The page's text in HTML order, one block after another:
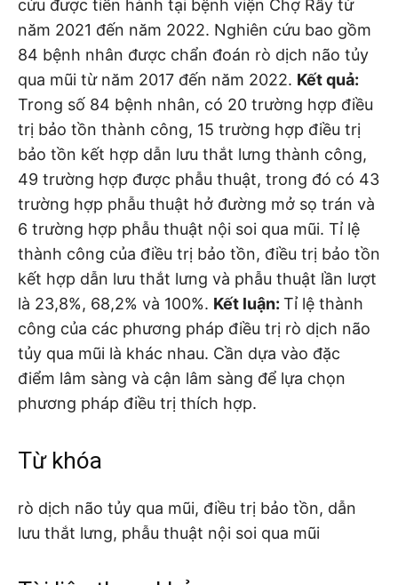
cứu được tiến hành tại bệnh viện Chợ Rẫy từ
năm 2021 đến năm 2022. Nghiên cứu bao gồm
84 bệnh nhân được chẩn đoán rò dịch não tủy
qua mũi từ năm 2017 đến năm 2022. Kết quả:
Trong số 84 bệnh nhân, có 20 trường hợp điều
trị bảo tồn thành công, 15 trường hợp điều trị
bảo tồn kết hợp dẫn lưu thắt lưng thành công,
49 trường hợp được phẫu thuật, trong đó có 43
trường hợp phẫu thuật hở đường mở sọ trán và
6 trường hợp phẫu thuật nội soi qua mũi. Tỉ lệ
thành công của điều trị bảo tồn, điều trị bảo tồn
kết hợp dẫn lưu thắt lưng và phẫu thuật lần lượt
là 23,8%, 68,2% và 100%. Kết luận: Tỉ lệ thành
công của các phương pháp điều trị rò dịch não
tủy qua mũi là khác nhau. Cần dựa vào đặc
điểm lâm sàng và cận lâm sàng để lựa chọn
phương pháp điều trị thích hợp.
Từ khóa
rò dịch não tủy qua mũi, điều trị bảo tồn, dẫn
lưu thắt lưng, phẫu thuật nội soi qua mũi